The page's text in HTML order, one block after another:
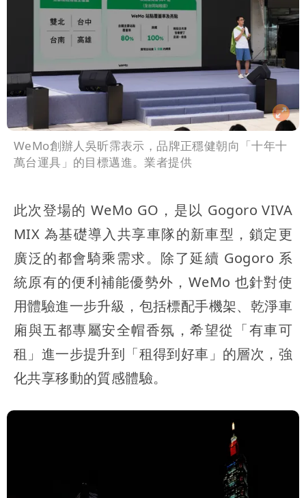
WeMo創辦人吳昕霈表示，品牌正穩健朝向「十年十
萬台運具」的目標邁進。業者提供
此次登場的 WeMo GO，是以 Gogoro VIVA
MIX 為基礎導入共享車隊的新車型，鎖定更
廣泛的都會騎乘需求。除了延續 Gogoro 系
統原有的便利補能優勢外，WeMo 也針對使
用體驗進一步升級，包括標配手機架、乾淨車
廂與五都專屬安全帽香氛，希望從「有車可
租」進一步提升到「租得到好車」的層次，強
化共享移動的質感體驗。